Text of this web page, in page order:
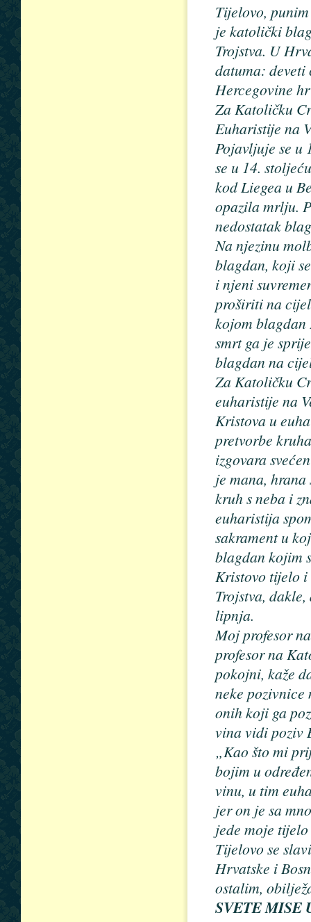
Tijelovo,
je katolički
Trojstva. U
datuma: deveti
Hercegovine
Za Katoličku
Euharistije na
Pojavljuje se u
se u 14.
kod Liegea u
opazila mrlju.
nedostatak
Na njezinu
blagdan, koji
i njeni
proširiti na
kojom
smrt ga je
blagdan na
Za Katoličku
euharistije na
Kristova u
pretvorbe
izgovara
je mana,
kruh s neba i
euharistija
sakrament u
blagdan kojim
Kristovo tijelo i
Trojstva,
lipnja.
Moj profesor
profesor na
pokojni, kaže
neke
onih koji ga
vina vidi poziv
„Kao što mi
bojim u
vinu, u tim
jer on je sa
jede moje
Tijelovo se
Hrvatske i
ostalim,
SVETE MISE